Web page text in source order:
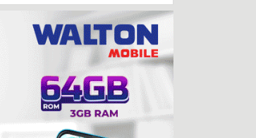
সরকারকে প্রশ্নবিদ্ধ করতেই কি বিটিভিতে
দুর্নীতি-লুটপাটের উৎসব?
আকিজ গ্রুপের আদ্-দ্বীনে শিশু মৃত্যু
কোরবানি পশুর হাট: জনস্বার্থ বিরোধী
নীতিমালার সংস্কার জরুরী
পাসপোর্ট অফিসের ঘুষ বাণিজ্য থামছে না